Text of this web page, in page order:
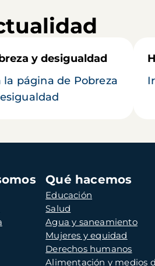
y desigualdad
la página de Pobreza
Qué hacemos
Educación
Salud
Agua y saneamiento
Mujeres y equidad
Derechos humanos
Alimentación y medios